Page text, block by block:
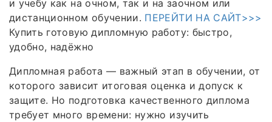
и учебу как на очном, так и на заочном или
дистанционном обучении. ПЕРЕЙТИ НА САЙТ>>>
Купить готовую дипломную работу: быстро,
удобно, надёжно
Дипломная работа — важный этап в обучении, от
которого зависит итоговая оценка и допуск к
защите. Но подготовка качественного диплома
требует много времени: нужно изучить